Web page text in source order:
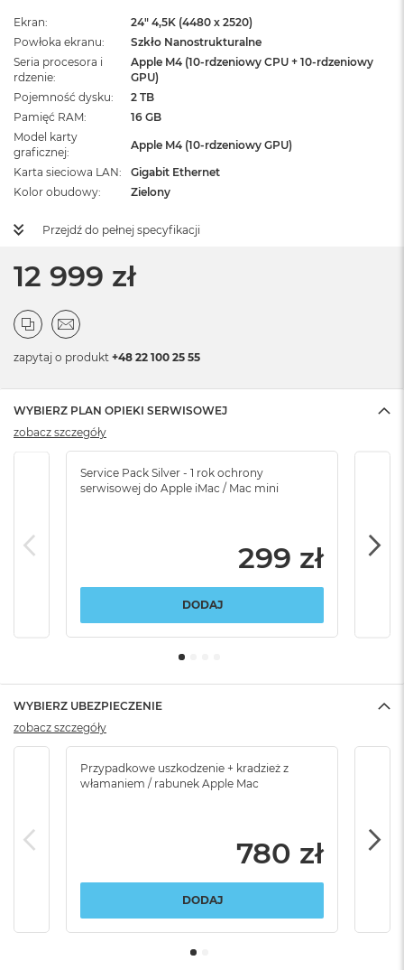
Ekran
24" 4,5K (4480 x 2520)
Powłoka ekranu
Szkło Nanostrukturalne
Seria procesora i
rdzenie
Apple M4 (10-rdzeniowy CPU + 10-rdzeniowy
GPU)
Pojemność dysku
2 TB
Pamięć RAM
16 GB
Model karty
graficznej
Apple M4 (10-rdzeniowy GPU)
Karta sieciowa LAN
Gigabit Ethernet
Kolor obudowy
Zielony
Przejdź do pełnej specyfikacji
12 999 zł
zapytaj o produkt +48 22 100 25 55
WYBIERZ PLAN OPIEKI SERWISOWEJ
Service Pack Silver - 1 rok ochrony
serwisowej do Apple iMac / Mac mini
299 zł
DODAJ
zobacz szczegóły
WYBIERZ UBEZPIECZENIE
Przypadkowe uszkodzenie + kradzież z
włamaniem / rabunek Apple Mac
780 zł
DODAJ
zobacz szczegóły